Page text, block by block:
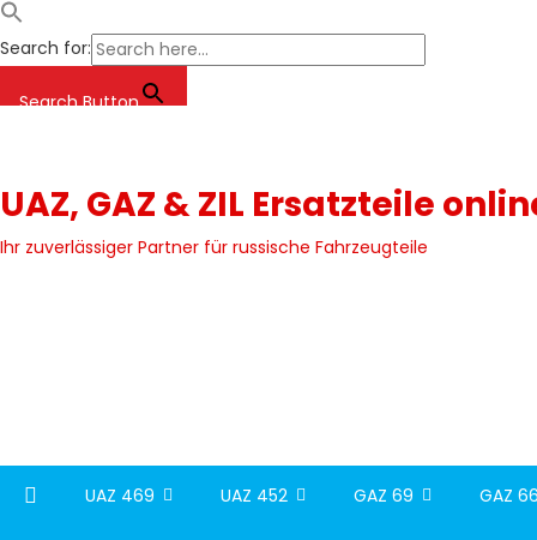
Search for:
Search Button
UAZ, GAZ & ZIL Ersatzteile
Ihr zuverlässiger Partner für russische Fahrzeugteile
UAZ 469 UAZ 452 GAZ 69 GAZ